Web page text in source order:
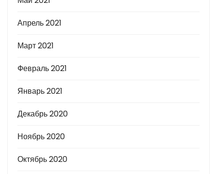
Апрель 2021
Март 2021
Февраль 2021
Январь 2021
Декабрь 2020
Ноябрь 2020
Октябрь 2020